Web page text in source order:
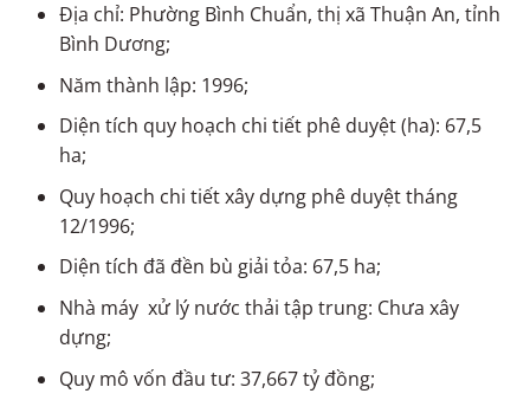
Địa chỉ: Phường Bình Chuẩn, thị xã Thuận An, tỉnh
Bình Dương;
Năm thành lập: 1996;
Diện tích quy hoạch chi tiết phê duyệt (ha): 67,5
ha;
Quy hoạch chi tiết xây dựng phê duyệt tháng
12/1996;
Diện tích đã đền bù giải tỏa: 67,5 ha;
Nhà máy xử lý nước thải tập trung: Chưa xây
dựng;
Quy mô vốn đầu tư: 37,667 tỷ đồng;